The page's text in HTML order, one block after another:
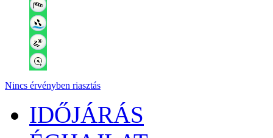
Nincs érvényben riasztás
IDŐJÁRÁS